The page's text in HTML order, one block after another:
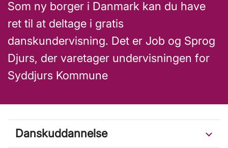
Som ny borger i Danmark kan du have
ret til at deltage i gratis
danskundervisning. Det er Job og Sprog
Djurs, der varetager undervisningen for
Syddjurs Kommune
Danskuddannelse